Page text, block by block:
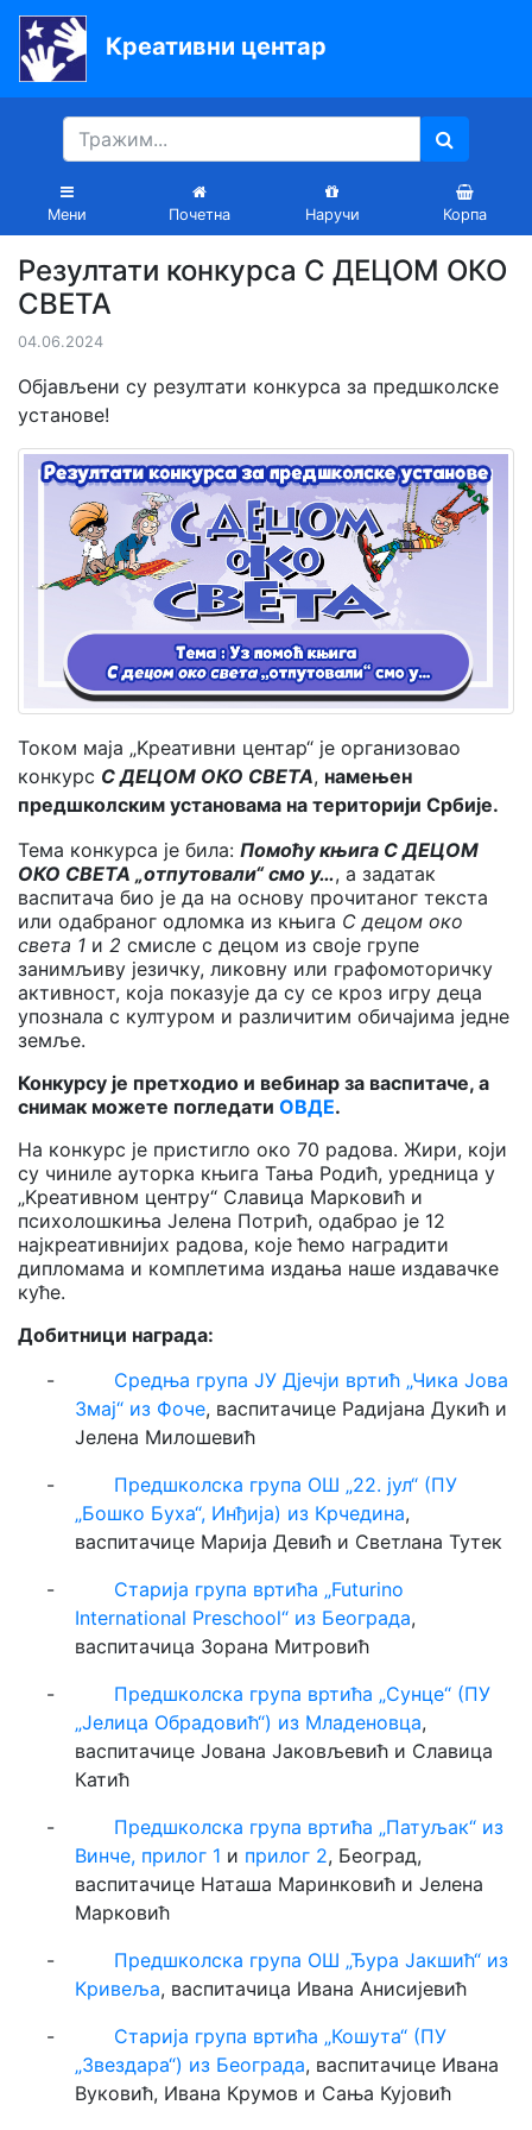
Креативни центар
Мени Почетна Наручи Корпа
Почетна
Књиге
Уџбеници
вртиће
Лектира
Акције
Блог
Latinica
Мој
Резултати конкурса С ДЕЦОМ ОКО
СВЕТА
04.06.2024
Објављени су резултати конкурса за предшколске
установе!
Током маја „Kреативни центар“ је организовао
конкурс С ДЕЦОМ ОКО СВЕТА, намењен
предшколским установама на територији Србије.
Тема конкурса је била: Помоћу књига С ДЕЦОМ
ОКО СВЕТА „отпутовали“ смо у…, а задатак
васпитача био је да на основу прочитаног текста
или одабраног одломка из књига С децом око
света 1 и 2 смисле с децом из своје групе
занимљиву језичку, ликовну или графомоторичку
активност, која показује да су се кроз игру деца
упознала с културом и различитим обичајима једне
земље.
Конкурсу је претходио и вебинар за васпитаче, а
снимак можете погледати ОВДЕ.
На конкурс је пристигло око 70 радова. Жири, који
су чиниле ауторка књига Тања Родић, уредница у
„Kреативном центру“ Славица Марковић и
психолошкиња Јелена Потрић, одабрао је 12
најкреативнијих радова, које ћемо наградити
дипломама и комплетима издања наше издавачке
куће.
Добитници награда:
- Средња група ЈУ Дјечји вртић „Чика Јова
Змај“ из Фоче, васпитачице Радијана Дукић и
Јелена Милошевић
- Предшколска група ОШ „22. јул“ (ПУ
„Бошко Буха“, Инђија) из Крчедина,
васпитачице Марија Девић и Светлана Тутек
- Старија група вртића „Futurino
Internаtional Preschool“ из Београда,
васпитачица Зорана Митровић
- Предшколска група вртића „Сунце“ (ПУ
„Јелица Обрадовић“) из Младеновца,
васпитачице Јована Јаковљевић и Славица
Катић
- Предшколска група вртића „Патуљак“ из
Винче, прилог 1 и прилог 2, Београд,
васпитачице Наташа Маринковић и Јелена
Марковић
- Предшколска група ОШ „Ђура Јакшић“ из
Кривеља, васпитачица Ивана Анисијевић
- Старија група вртића „Кошута“ (ПУ
„Звездара“) из Београда, васпитачице Ивана
Вуковић, Ивана Крумов и Сања Кујовић